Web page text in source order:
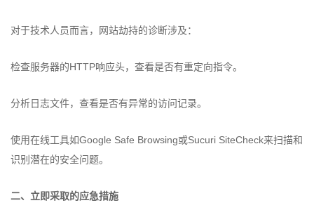
对于技术人员而言，网站劫持的诊断涉及：
检查服务器的HTTP响应头，查看是否有重定向指令。
分析日志文件，查看是否有异常的访问记录。
使用在线工具如Google Safe Browsing或Sucuri SiteCheck来扫描和
识别潜在的安全问题。
二、立即采取的应急措施